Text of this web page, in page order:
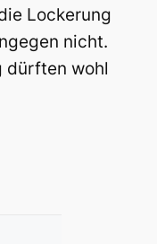
Lockerung
nicht.
dürften wohl